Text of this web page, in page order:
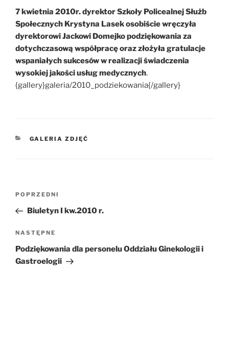
7 kwietnia 2010r. dyrektor Szkoły Policealnej Służb
Społecznych Krystyna Lasek osobiście wręczyła
dyrektorowi Jackowi Domejko podziękowania za
dotychczasową współpracę oraz złożyła gratulacje
wspaniałych sukcesów w realizacji świadczenia
wysokiej jakości usług medycznych.
{gallery}galeria/2010_podziekowania{/gallery}
KATEGORIE
GALERIA ZDJĘĆ
wpisu
Poprzedni
wpis
POPRZEDNI
Biuletyn I kw.2010 r.
Następny
wpis
NASTĘPNE
Podziękowania dla personelu Oddziału Ginekologii i
Gastroelogii